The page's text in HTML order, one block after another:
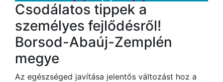
Csodálatos tippek a
személyes fejlődésről!
Borsod-Abaúj-Zemplén
megye
Az egészséged javítása jelentős változást hoz a